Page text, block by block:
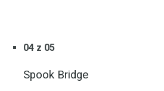
04 z 05
Spook Bridge